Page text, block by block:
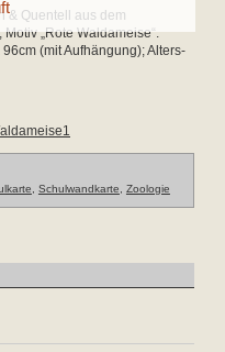
& Quentell aus dem
„Rote Waldameise“.
(mit Aufhängung); Alters-
Schulwandkarte Zoologie